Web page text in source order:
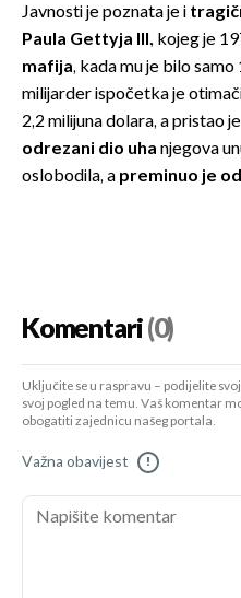
Javnosti je poznata je i
Paula Gettyja III., kojeg je
mafija, kada mu je bilo
milijarder ispočetka je
2,2 milijuna dolara, a pristao
odrezani dio uha njegova
oslobodila, a preminuo je
Komentari(0)
Uključite se u raspravu – podijelite
svoj pogled na temu. Vaš komentar
obogatiti zajednicu našeg portala.
Važna obavijest !